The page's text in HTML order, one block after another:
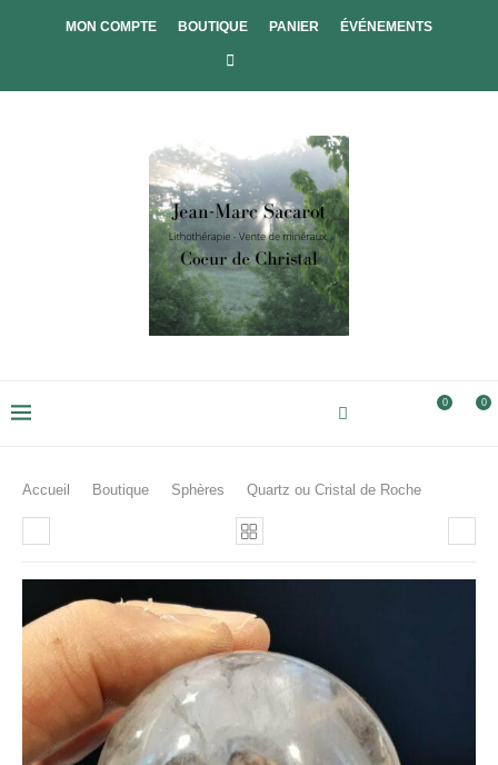
MON COMPTE BOUTIQUE PANIER ÉVÉNEMENTS
0 0
Accueil Boutique Sphères Quartz ou Cristal de Roche